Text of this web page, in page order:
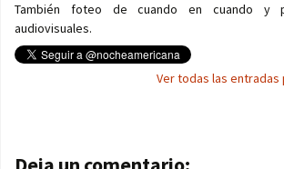
También foteo de cuando en cuando y
audiovisuales.
Ver todas las entradas
Navegación de entradas